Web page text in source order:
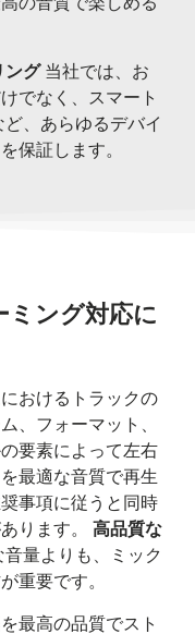
ング当社では、お
でなく、スマート
、あらゆるデバイ
保証します。
ミング対応に
おけるトラックの
、フォーマット、
要素によって左右
最適な音質で再生
事項に従うと同時
ります。 高品質な
量よりも、ミック
重要です。
最高の品質でスト